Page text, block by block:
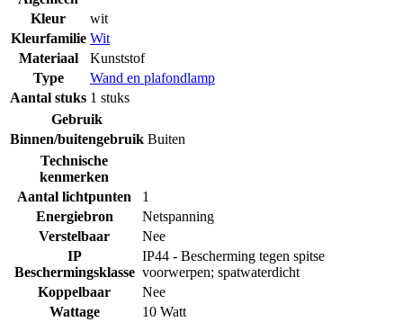
Kleur
wit
Kleurfamilie Wit
Materiaal
Kunststof
Type
Wand en plafondlamp
Aantal stuks 1 stuks
Gebruik
Binnen/buitengebruik Buiten
Technische
kenmerken
Aantal lichtpunten
1
Energiebron
Netspanning
Verstelbaar
Nee
IP
Beschermingsklasse
IP44 - Bescherming tegen spitse
voorwerpen; spatwaterdicht
Koppelbaar
Nee
Wattage
10 Watt